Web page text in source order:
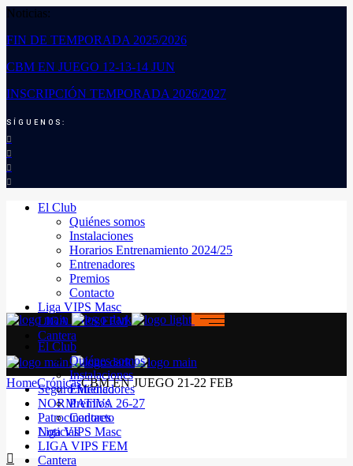
Noticias:
FIN DE TEMPORADA 2025/2026
CBM EN JUEGO 12-13-14 JUN
INSCRIPCIÓN TEMPORADA 2026/2027
SÍGUENOS:
El Club
Quiénes somos
Instalaciones
Horarios Entrenamiento 2024/25
Entrenadores
Premios
Contacto
Liga VIPS Masc
LIGA VIPS FEM
Cantera
Seguro Médico
NORMATIVA 26-27
Patrocinadores
Noticias
El Club
Quiénes somos
Instalaciones
Entrenadores
Premios
Contacto
Liga VIPS Masc
LIGA VIPS FEM
Cantera
HomeCrónicasCBM EN JUEGO 21-22 FEB